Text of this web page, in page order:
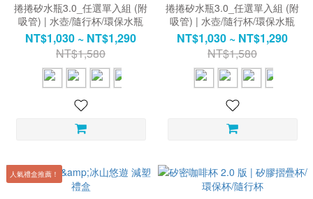
捲捲矽水瓶3.0_任選單入組 (附
吸管) | 水壺/隨行杯/環保水瓶
NT$1,030 ~ NT$1,290
NT$1,580
捲捲矽水瓶3.0_任選單入組 (附
吸管) | 水壺/隨行杯/環保水瓶
NT$1,030 ~ NT$1,290
NT$1,580
人氣禮盒推薦！